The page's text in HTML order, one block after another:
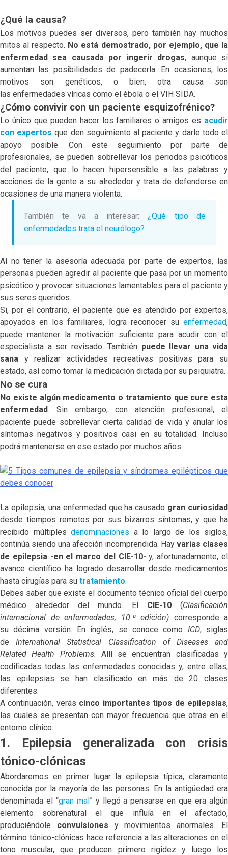
¿Qué la causa?
Los motivos puedes ser diversos, pero también hay muchos
mitos al respecto. No está demostrado, por ejemplo, que la
enfermedad sea causada por ingerir drogas, aunque sí
aumentan las posibilidades de padecerla. En ocasiones, los
motivos son genéticos, o bien, otra causa son
las enfermedades víricas como el ébola o el VIH SIDA.
¿Cómo convivir con un paciente esquizofrénico?
Lo único que pueden hacer los familiares o amigos es acudir
con expertos que den seguimiento al paciente y darle todo el
apoyo posible. Con este seguimiento por parte de
profesionales, se pueden sobrellevar los periodos psicóticos
del paciente, que lo hacen hipersensible a las palabras y
acciones de la gente a su alrededor y trata de defenderse en
ocasiones de una manera violenta.
También te va a interesar:¿Qué tipo de
enfermedades trata el neurólogo?
Al no tener la asesoría adecuada por parte de expertos, las
personas pueden agredir al paciente que pasa por un momento
psicótico y provocar situaciones lamentables para el paciente y
sus seres queridos.
Si, por el contrario, el paciente que es atendido por expertos,
apoyados en los familiares, logra reconocer su enfermedad,
puede mantener la motivación suficiente para acudir con el
especialista a ser revisado. También puede llevar una vida
sana y realizar actividades recreativas positivas para su
estado, así como tomar la medicación dictada por su psiquiatra.
No se cura
No existe algún medicamento o tratamiento que cure esta
enfermedad. Sin embargo, con atención profesional, el
paciente puede sobrellevar cierta calidad de vida y anular los
síntomas negativos y positivos casi en su totalidad. Incluso
podrá mantenerse en ese estado por muchos años.
La epilepsia, una enfermedad que ha causado gran curiosidad
desde tiempos remotos por sus bizarros síntomas, y que ha
recibido múltiples denominaciones a lo largo de los siglos,
continúa siendo una afección incomprendida. Hay varias clases
de epilepsia -en el marco del CIE-10- y, afortunadamente, el
avance científico ha logrado desarrollar desde medicamentos
hasta cirugías para su tratamiento.
Debes saber que existe el documento técnico oficial del cuerpo
médico alrededor del mundo. El CIE-10 (Clasificación
internacional de enfermedades, 10.ª edición) corresponde a
su décima versión. En inglés, se conoce como ICD, siglas
deInternational Statistical Classification of Diseases and
Related Health Problems. Allí se encuentran clasificadas y
codificadas todas las enfermedades conocidas y, entre ellas,
las epilepsias se han clasificado en más de 20 clases
diferentes.
A continuación, verás cinco importantes tipos de epilepsias,
las cuales se presentan con mayor frecuencia que otras en el
entorno clínico.
1. Epilepsia generalizada con crisis
tónico-clónicas
Abordaremos en primer lugar la epilepsia típica, claramente
conocida por la mayoría de las personas. En la antigüedad era
denominada el “gran mal” y llegó a pensarse en que era algún
elemento sobrenatural el que influía en el afectado,
produciéndole convulsiones y movimientos anormales. El
término tónico-clónicas hace referencia a las alteraciones en el
tono muscular, que producen primero rigidez y luego los